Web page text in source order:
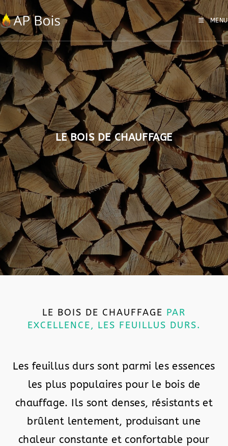
MENU
LE BOIS DE CHAUFFAGE
LE BOIS DE CHAUFFAGE PAR
EXCELLENCE, LES FEUILLUS DURS.
Les feuillus durs sont parmi les essences
les plus populaires pour le bois de
chauffage. Ils sont denses, résistants et
brûlent lentement, produisant une
chaleur constante et confortable pour